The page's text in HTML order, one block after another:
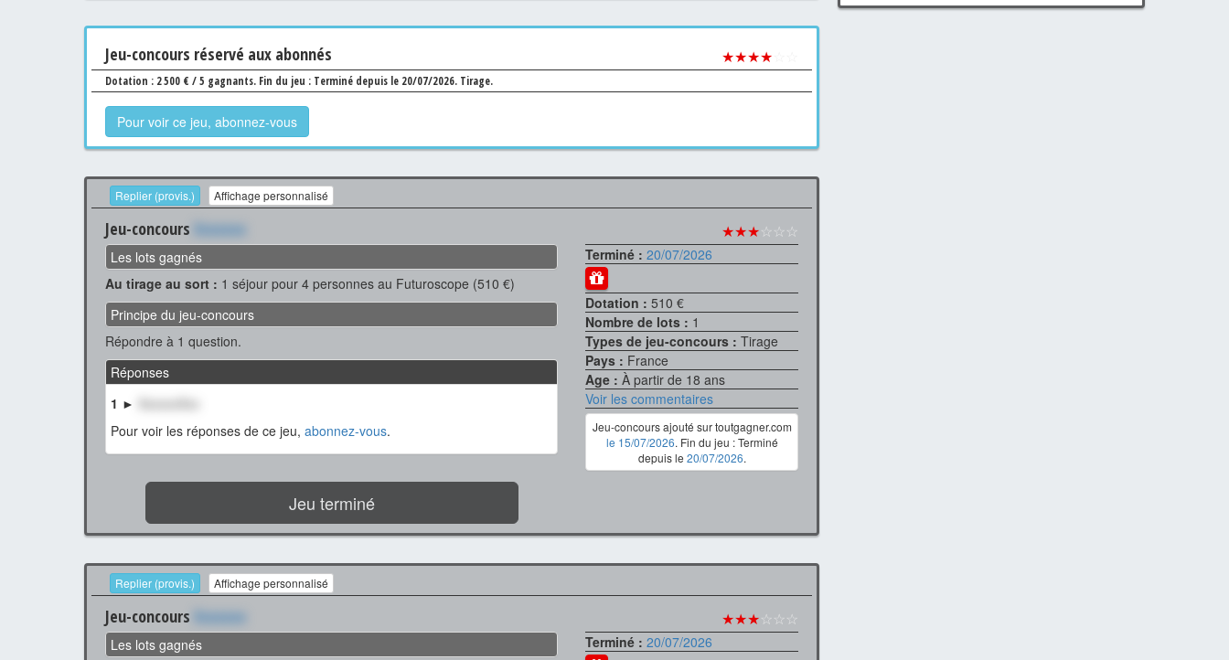
Jeu-concours réservé aux abonnés ★★★★
Dotation : 2 500 € / 5 gagnants. Fin du jeu : Terminé depuis le 20/07/2026. Tirage.
Pour voir ce jeu, abonnez-vous
Replier (provis.) Affichage personnalisé
Jeu-concours Xxxxxxx ★★★☆☆☆
Les lots gagnés
Au tirage au sort : 1 séjour pour 4 personnes au Futuroscope (510 €)
Principe du jeu-concours
Répondre à 1 question.
Réponses
1 ►
Pour voir les réponses de ce jeu, abonnez-vous.
Jeu terminé
Terminé :20/07/2026
Dotation :510 €
Nombre de lots : 1
Types de jeu-concours :Tirage
Pays : France
Age :À partir de 18 ans
Voir les commentaires
Jeu-concours ajouté sur toutgagner.com
le 15/07/2026. Fin du jeu : Terminé
depuis le 20/07/2026.
Replier (provis.) Affichage personnalisé
Jeu-concours Xxxxxxx ★★★☆☆☆
Les lots gagnés
Terminé :20/07/2026